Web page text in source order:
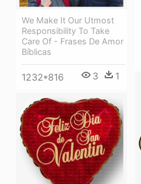
We Make It Our Utmost
Responsibility To Take
Care Of - Frases De Amor
Bíblicas
1232*816 3 1